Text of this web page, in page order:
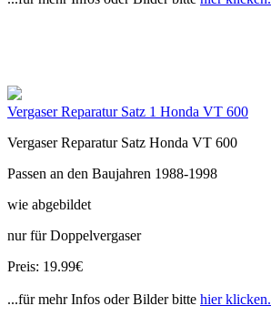
Vergaser Reparatur Satz 1 Honda VT 600
Vergaser Reparatur Satz Honda VT 600
Passen an den Baujahren 1988-1998
wie abgebildet
nur für Doppelvergaser
Preis: 19.99€
...für mehr Infos oder Bilder bitte hier klicken.